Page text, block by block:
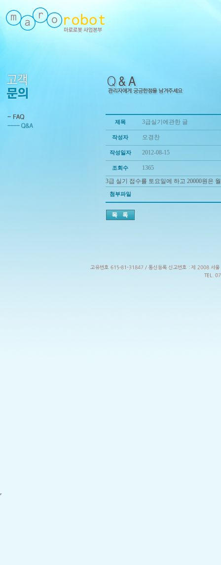
제목 3급실기에관한 글
작성자 오경찬
작성일자 2012-08-15
조회수
1365
3급 실기 접수를 토요일에 하고 20000원은
첨부파일